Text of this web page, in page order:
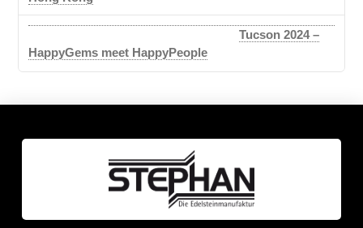
Tucson 2024 –
HappyGems meet HappyPeople